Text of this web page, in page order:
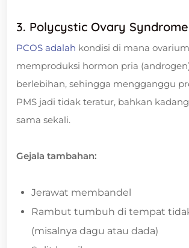
3. Polycystic Ovary Syndrome
PCOS adalah kondisi di mana ovarium
memproduksi hormon pria
berlebihan, sehingga mengganggu
PMS jadi tidak teratur, bahkan
sama sekali.
Gejala tambahan:
Jerawat membandel
Rambut tumbuh di tempat
(misalnya dagu atau dada)